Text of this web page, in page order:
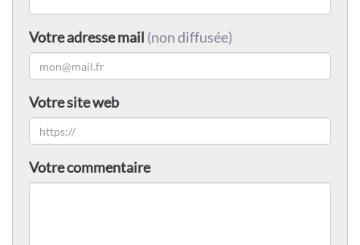
Votre adresse mail (non diffusée)
Votre site web
Votre commentaire